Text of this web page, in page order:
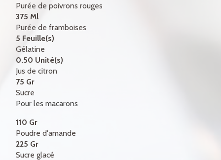
Purée de poivrons rouges
375 Ml
Purée de framboises
5 Feuille(s)
Gélatine
0.50 Unité(s)
Jus de citron
75 Gr
Sucre
Pour les macarons
110 Gr
Poudre d'amande
225 Gr
Sucre glacé